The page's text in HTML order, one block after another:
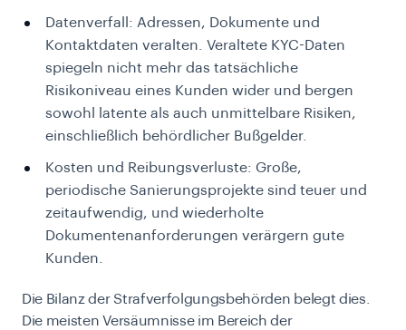
Datenverfall: Adressen, Dokumente und
Kontaktdaten veralten. Veraltete KYC-Daten
spiegeln nicht mehr das tatsächliche
Risikoniveau eines Kunden wider und bergen
sowohl latente als auch unmittelbare Risiken,
einschließlich behördlicher Bußgelder.
Kosten und Reibungsverluste: Große,
periodische Sanierungsprojekte sind teuer und
zeitaufwendig, und wiederholte
Dokumentenanforderungen verärgern gute
Kunden.
Die Bilanz der Strafverfolgungsbehörden belegt dies.
Die meisten Versäumnisse im Bereich der